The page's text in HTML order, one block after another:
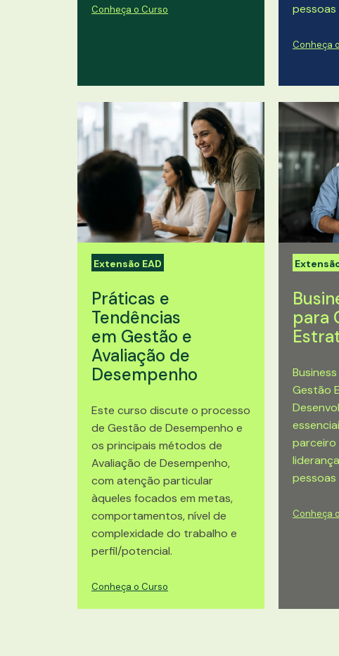
Conheça o Curso
pessoas
Conheça
Extensão EAD
Práticas e
Tendências
em Gestão e
Avaliação de
Desempenho
Este curso discute o processo
de Gestão de Desempenho e
os principais métodos de
Avaliação de Desempenho,
com atenção particular
àqueles focados em metas,
comportamentos, nível de
complexidade do trabalho e
perfil/potencial.
Conheça o Curso
para
Gestão
pessoas
Conheça